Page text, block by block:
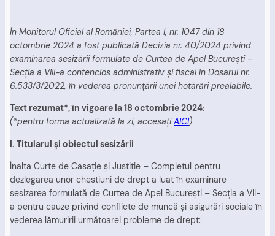
În Monitorul Oficial al României, Partea I, nr. 1047 din 18
octombrie 2024 a fost publicată Decizia nr. 40/2024 privind
examinarea sesizării formulate de Curtea de Apel Bucureşti –
Secţia a VIII-a contencios administrativ şi fiscal în Dosarul nr.
6.533/3/2022, în vederea pronunţării unei hotărâri prealabile.
Text rezumat*, în vigoare la 18 octombrie 2024:
(*pentru forma actualizată la zi, accesațiAICI)
I. Titularul şi obiectul sesizării
Înalta Curte de Casaţie şi Justiţie – Completul pentru
dezlegarea unor chestiuni de drept a luat în examinare
sesizarea formulată de Curtea de Apel Bucureşti – Secţia a VII-
a pentru cauze privind conflicte de muncă şi asigurări sociale în
vederea lămuririi următoarei probleme de drept: